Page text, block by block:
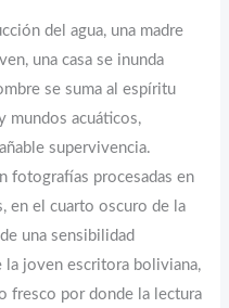
del agua, una madre
una casa se inunda
se suma al espíritu
mundos acuáticos,
supervivencia.
fotografías procesadas en
en el cuarto oscuro de la
una sensibilidad
la joven escritora boliviana,
fresco por donde la lectura